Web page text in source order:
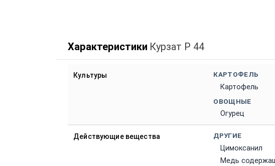
Характеристики Курзат Р 44
Культуры КАРТОФЕЛЬ
Картофель
ОВОЩНЫЕ
Огурец
Действующие вещества ДРУГИЕ
Цимоксанил
Медь